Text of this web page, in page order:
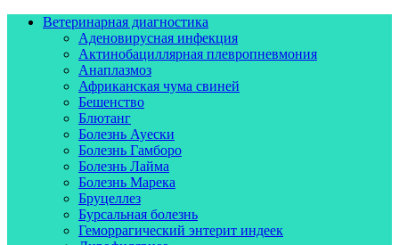
Ветеринарная диагностика
Аденовирусная инфекция
Актинобациллярная плевропневмония
Анаплазмоз
Африканская чума свиней
Бешенство
Блютанг
Болезнь Ауески
Болезнь Гамборо
Болезнь Лайма
Болезнь Марека
Бруцеллез
Бурсальная болезнь
Геморрагический энтерит индеек